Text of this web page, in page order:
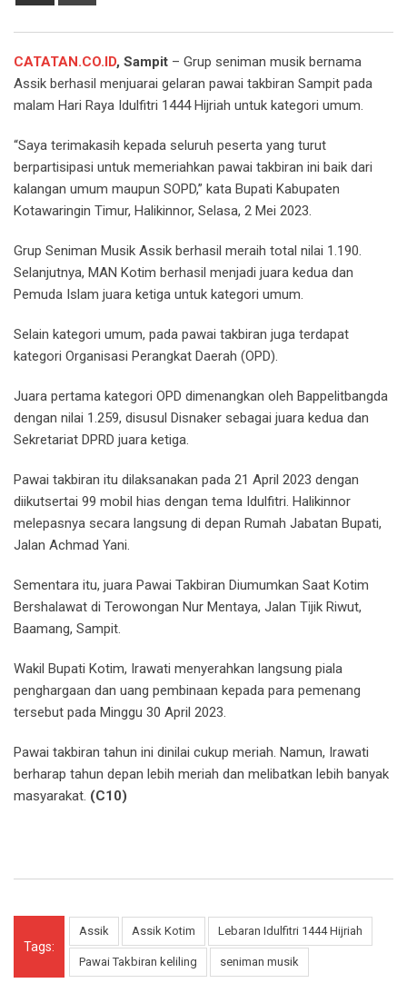
CATATAN.CO.ID, Sampit – Grup seniman musik bernama
Assik berhasil menjuarai gelaran pawai takbiran Sampit pada
malam Hari Raya Idulfitri 1444 Hijriah untuk kategori umum.
“Saya terimakasih kepada seluruh peserta yang turut
berpartisipasi untuk memeriahkan pawai takbiran ini baik dari
kalangan umum maupun SOPD,” kata Bupati Kabupaten
Kotawaringin Timur, Halikinnor, Selasa, 2 Mei 2023.
Grup Seniman Musik Assik berhasil meraih total nilai 1.190.
Selanjutnya, MAN Kotim berhasil menjadi juara kedua dan
Pemuda Islam juara ketiga untuk kategori umum.
Selain kategori umum, pada pawai takbiran juga terdapat
kategori Organisasi Perangkat Daerah (OPD).
Juara pertama kategori OPD dimenangkan oleh Bappelitbangda
dengan nilai 1.259, disusul Disnaker sebagai juara kedua dan
Sekretariat DPRD juara ketiga.
Pawai takbiran itu dilaksanakan pada 21 April 2023 dengan
diikutsertai 99 mobil hias dengan tema Idulfitri. Halikinnor
melepasnya secara langsung di depan Rumah Jabatan Bupati,
Jalan Achmad Yani.
Sementara itu, juara Pawai Takbiran Diumumkan Saat Kotim
Bershalawat di Terowongan Nur Mentaya, Jalan Tijik Riwut,
Baamang, Sampit.
Wakil Bupati Kotim, Irawati menyerahkan langsung piala
penghargaan dan uang pembinaan kepada para pemenang
tersebut pada Minggu 30 April 2023.
Pawai takbiran tahun ini dinilai cukup meriah. Namun, Irawati
berharap tahun depan lebih meriah dan melibatkan lebih banyak
masyarakat. (C10)
Tags:
Assik Assik Kotim Lebaran Idulfitri 1444 Hijriah
Pawai Takbiran keliling seniman musik